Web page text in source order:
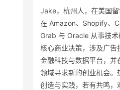
Jake，杭州人，在美国
在 Amazon、Shopify、
Grab 与 Oracle 从事技
核心商业决策，涉及广告
金融科技与数据平台，并
领域寻求新的创业机会。
创造与实践，若有共鸣，